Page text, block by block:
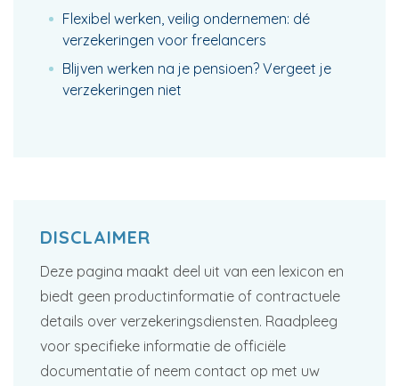
Flexibel werken, veilig ondernemen: dé
verzekeringen voor freelancers
Blijven werken na je pensioen? Vergeet je
verzekeringen niet
DISCLAIMER
Deze pagina maakt deel uit van een lexicon en
biedt geen productinformatie of contractuele
details over verzekeringsdiensten. Raadpleeg
voor specifieke informatie de officiële
documentatie of neem contact op met uw